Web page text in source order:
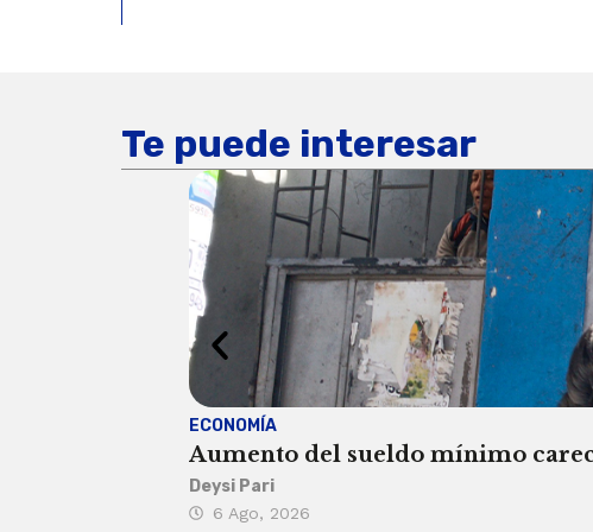
Te puede interesar
ECONOMÍA
Aumento del sueldo mínimo
Deysi Pari
6 Ago, 2026